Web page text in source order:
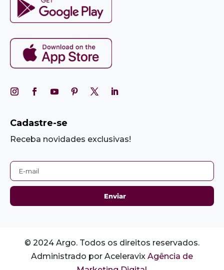
Cadastre-se
Receba novidades exclusivas!
© 2024 Argo. Todos os direitos reservados.
Administrado por Aceleravix Agência de